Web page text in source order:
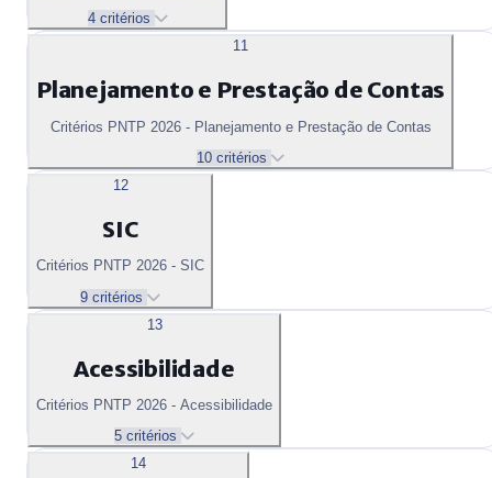
4 critérios
11
Planejamento e Prestação de Contas
Critérios PNTP 2026 - Planejamento e Prestação de Contas
10 critérios
12
SIC
Critérios PNTP 2026 - SIC
9 critérios
13
Acessibilidade
Critérios PNTP 2026 - Acessibilidade
5 critérios
14